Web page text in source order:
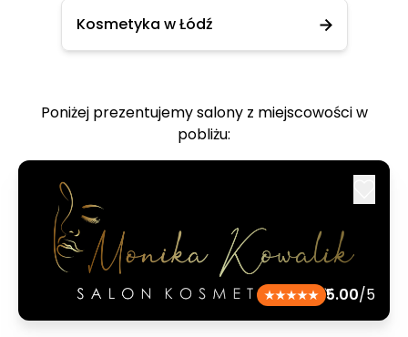
Kosmetyka w Łódź
Poniżej prezentujemy salony z miejscowości w
pobliżu:
5.00/5